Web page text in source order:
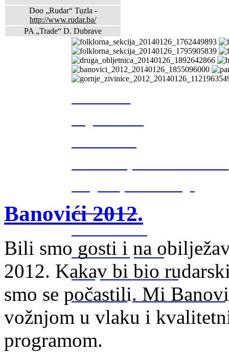
Doo „Rudar“ Tuzla -
http://www.rudar.ba/
PA „Trade“ D. Dubrave
Husino 2013.
Par Selo Cup 2012
Gornje Živinice 2012
Posavsko sijelo Gradačac 2012
Banovići 2012.
Bili smo gosti i na
2012. Kakav bi bio
smo se počastili. Mi
vožnjom u vlaku i
programom.